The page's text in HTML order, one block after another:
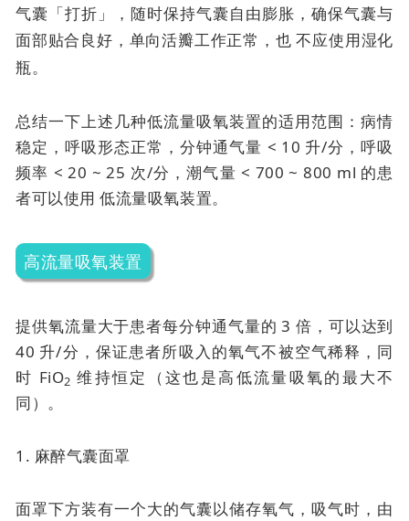
气囊「打折」，随时保持气囊自由膨胀，确保气囊与
面部贴合良好，单向活瓣工作正常，也不应使用湿化
瓶。
总结一下上述几种低流量吸氧装置的适用范围：病情
稳定，呼吸形态正常，分钟通气量 < 10 升/分，呼吸
频率 < 20 ~ 25 次/分，潮气量 < 700 ~ 800 ml 的患
者可以使用低流量吸氧装置。
高流量吸氧装置
提供氧流量大于患者每分钟通气量的 3 倍，可以达到
40 升/分，保证患者所吸入的氧气不被空气稀释，同
时 FiO2 维持恒定（这也是高低流量吸氧的最大不
同）。
1. 麻醉气囊面罩
面罩下方装有一个大的气囊以储存氧气，吸气时，由